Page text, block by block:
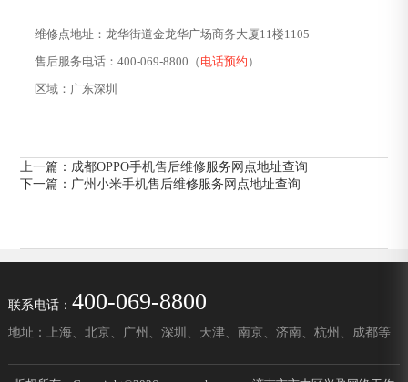
维修点地址：龙华街道金龙华广场商务大厦11楼1105
售后服务电话：400-069-8800（ 电话预约 ）
区域：广东深圳
上一篇： 成都OPPO手机售后维修服务网点地址查询
下一篇： 广州小米手机售后维修服务网点地址查询
联系电话： 400-069-8800
地址：上海、北京、广州、深圳、天津、南京、济南、杭州、成都等